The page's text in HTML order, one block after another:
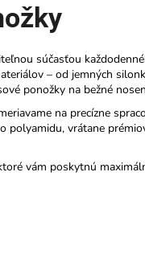
súčasťou
– od jemných
ponožky na bežné
na precízne
polyamidu, vrátane
vám poskytnú